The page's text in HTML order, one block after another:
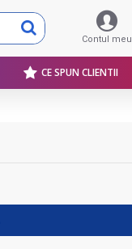
Contul meu
CE SPUN CLIENTII